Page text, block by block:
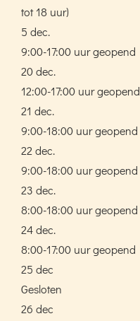
tot 18 uur)
5 dec.
9:00-17:00 uur geopend
20 dec.
12:00-17:00 uur geopend
21 dec.
9:00-18:00 uur geopend
22 dec.
9:00-18:00 uur geopend
23 dec.
8:00-18:00 uur geopend
24 dec.
8:00-17:00 uur geopend
25 dec
Gesloten
26 dec